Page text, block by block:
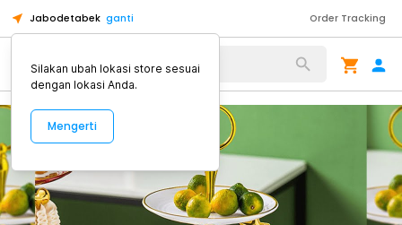
Jabodetabek ganti Order Tracking
Alat Kopi
Silakan ubah lokasi store sesuai
dengan lokasi Anda.
Mengerti